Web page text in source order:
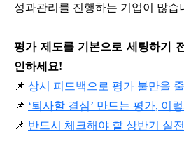
성과관리를 진행하는 기업이 많습
평가 제도를 기본으로 세팅하기
인하세요!
📌 상시 피드백으로 평가 불만을
📌 ‘퇴사할 결심’ 만드는 평가, 이
📌 반드시 체크해야 할 상반기 실